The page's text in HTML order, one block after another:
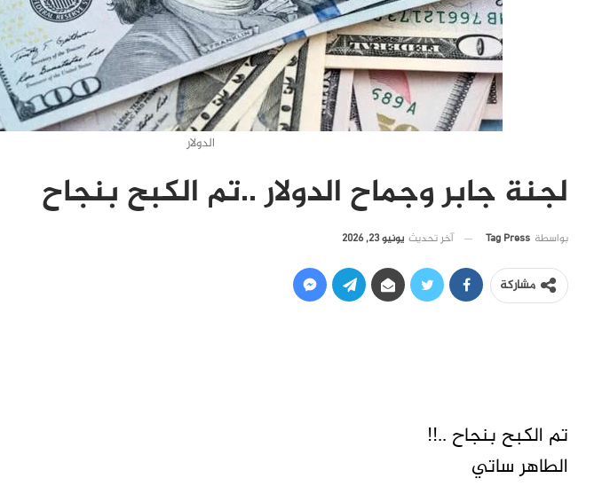
الدولار
لجنة جابر وجماح الدولار ..تم الكبح بنجاح
بواسطة Tag Press آخر تحديث يونيو 23, 2026
مشاركة
تم الكبح بنجاح ..!!
الطاهر ساتي